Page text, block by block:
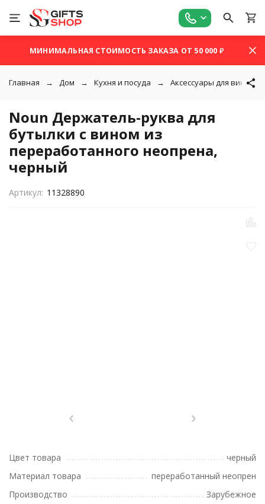
МИНИМАЛЬНАЯ СТОИМОСТЬ ЗАКАЗА ОТ 50 000 ₽
Главная Дом Кухня и посуда Аксессуары для вина
Noun Держатель-руква для
бутылки с вином из
переработанного неопрена,
черный
Артикул: 11328890
Цвет товара
черный
Материал товара
переработанный неопрен
Производство
Зарубежное